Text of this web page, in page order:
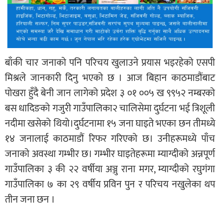
बाँकी चार जनाको पनि परिचय खुलाउने प्रयास भइरहेको एसपी
मिश्रले जानकारी दिनु भएको छ । आज बिहान काठमाडौंबाट
पोखरा हुँदै बेनी जान लागेको प्रदेश ३ ०१ ००५ ख ९९५२ नम्बरको
बस धादिङको गजुरी गाउँपालिका२ चालिसेमा दुर्घटना भई त्रिशूली
नदीमा खसेको थियो।दुर्घटनामा १५ जना घाइते भएका छन तीमध्ये
१४ जनालाई काठमाडौं रिफर गरिएको छ। उनीहरूमध्ये पाँच
जनाको अवस्था गम्भीर छ। गम्भीर घाइतेहरूमा म्याग्दीको अन्नपूर्ण
गाउँपालिका ३ की २२ वर्षीया अञ्जु राना मगर, म्याग्दीको रघुगंगा
गाउँपालिका ७ का २९ वर्षीय प्रविन पुन र परिचय नखुलेका थप
तीन जना छन ।